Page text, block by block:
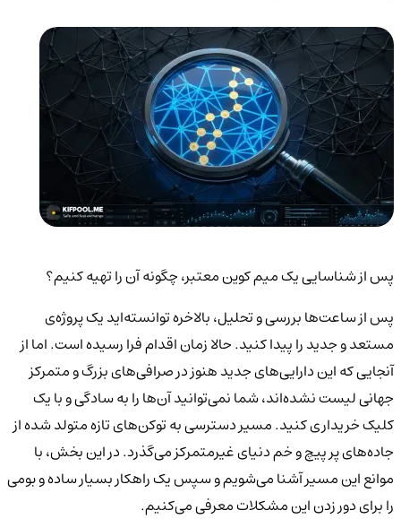
پس از شناسایی یک میم کوین معتبر، چگونه آن را تهیه کنیم؟
پس از ساعت‌ها بررسی و تحلیل، بالاخره توانسته‌اید یک پروژه‌ی
مستعد و جدید را پیدا کنید. حالا زمان اقدام فرا رسیده است. اما از
آنجایی که این دارایی‌های جدید هنوز در صرافی‌های بزرگ و متمرکز
جهانی لیست نشده‌اند، شما نمی‌توانید آن‌ها را به سادگی و با یک
کلیک خریداری کنید. مسیر دسترسی به توکن‌های تازه متولد شده از
جاده‌های پر پیچ و خم دنیای غیرمتمرکز می‌گذرد. در این بخش، با
موانع این مسیر آشنا می‌شویم و سپس یک راهکار بسیار ساده و بومی
را برای دور زدن این مشکلات معرفی می‌کنیم.